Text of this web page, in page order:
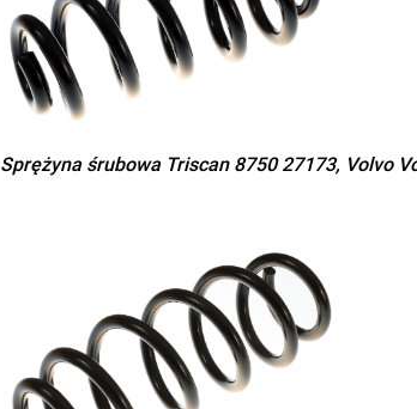
Sprężyna śrubowa Triscan 8750 27173, Volvo